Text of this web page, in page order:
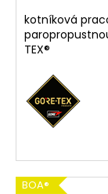
kotníková
TEX®
BOA®